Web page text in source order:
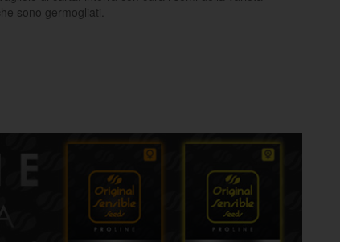
sono germogliati.